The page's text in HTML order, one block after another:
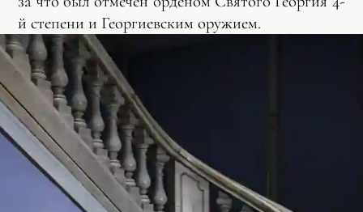
й степени и Георгиевским оружием.